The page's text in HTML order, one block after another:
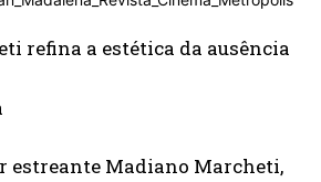
refina a estética da ausência
estreante Madiano Marcheti,